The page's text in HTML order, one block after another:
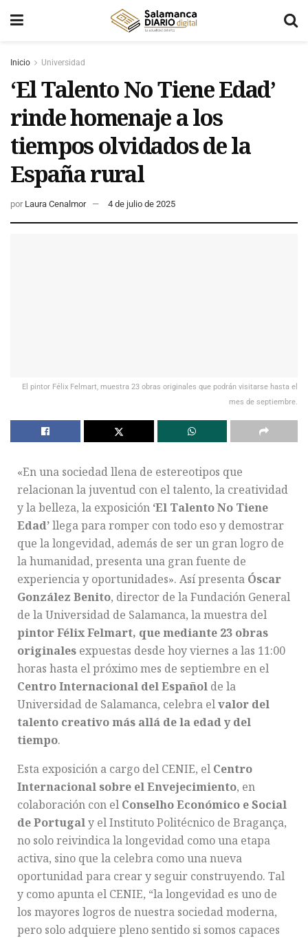
Inicio Universidad
‘El Talento No Tiene Edad’
rinde homenaje a los
tiempos olvidados de la
España rural
por Laura Cenalmor 4 de julio de 2025
El pintor Félix Felmart, muestra 23 obras originales que podrán visitarse hasta el
mes de septiembre.
«En una sociedad llena de estereotipos que
relacionan la juventud con el talento, la creatividad
y la belleza, la exposición ‘El Talento No Tiene
Edad’llega para romper con todo eso y demostrar
que la longevidad, además de ser un gran logro de
la humanidad, presenta una gran fuente de
experiencia y oportunidades». Así presenta Óscar
González Benito, director de la Fundación General
de la Universidad de Salamanca, la muestra del
pintor Félix Felmart, que mediante 23 obras
originales expuestas desde hoy viernes a las 11:00
horas hasta el próximo mes de septiembre en el
Centro Internacional del Español de la
Universidad de Salamanca, celebra elvalor del
talento creativo más allá de la edad y del
tiempo.
Esta exposición a cargo del CENIE, el Centro
Internacional sobre el Envejecimiento, en
colaboración con el Conselho Económico e Social
de Portugaly el Instituto Politécnico de Bragança,
no solo reivindica la longevidad como una etapa
activa, sino que la celebra como una nueva
oportunidad para crear y seguir construyendo. Tal
y como apunta el CENIE, “la longevidad es uno de
los mayores logros de nuestra sociedad moderna,
pero solo adquiere pleno sentido si somos capaces